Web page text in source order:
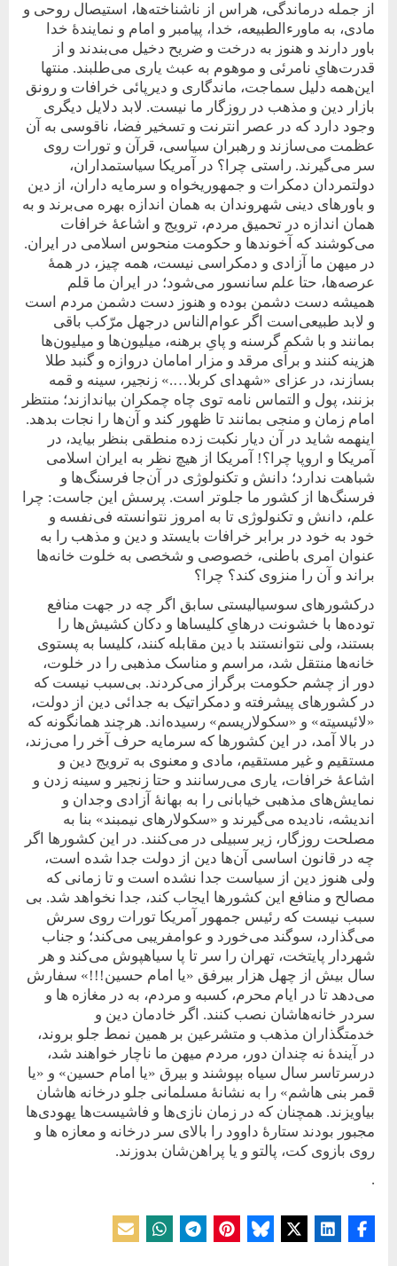
از جمله درماندگی، هراس از ناشناخته‌ها، استیصال روحی و
مادی، به ماورء‌الطبیعه، خدا، پیامبر و امام و نمایندۀ خدا
باور دارند و هنوز به درخت و ضریح دخیل می‌بندند و از
قدرت‌هایِ نامرئی و موهوم به عبث یاری می‌طلبند. منتها
این‌همه دلیل سماجت، ماندگاری و دیرپائی خرافات و رونق
بازار دین و مذهب در روزگار‌ ما نیست. لابد دلایل دیگری
وجود دارد که در عصر انترنت و تسخیر فضا، ناقوسی به آن
عظمت می‌سازند و رهبران سیاسی، قرآن و تورات روی
سر می‌گیرند. راستی چرا؟ در آمریکا سیاستمداران،
دولتمردان دمکرات و جمهوریخواه و سرمایه داران، از دین
و باورهای دینی شهروندان به ‌‌همان اندازه بهره‌ می‌برند و به‌
همان اندازه در تحمیق مردم، ترویج و اشاعۀ خرافات
می‌کوشند‌ که آخوندها و حکومت منحوس اسلامی در ایران.
در میهن ما آزادی و دمکراسی نیست، همه چیز، در همۀ
عرصه‌ها، حتا علم سانسور می‌شود؛ در ایران ما قلم
همیشه دست دشمن‌ بوده و هنوز دست دشمن مردم است
و لابد طبیعی‌است اگر عوام‌الناس در‌جهل مرّکب باقی
بمانند و با شکمِ گرسنه و پایِ برهنه، میلیون‌ها و میلیون‌ها
هزینه کنند و برای مرقد و مزار امامان دروازه و گنبد طلا
بسازند، در عزای «شهدای کربلا….» زنجیر، سینه و قمه
بزنند، پول و التماس‌ نامه توی چاه چمکران بیاندازند؛ منتظر
امام زمان و منجی بمانند تا ظهور کند و آن‌ها را نجات بدهد.
اینهمه شاید در آن دیار نکبت زده منطقی بنظر بیاید، در
آمریکا و اروپا چرا؟! آمریکا از هیچ نظر به ایران اسلامی
شباهت ندارد؛ دانش و تکنولوژی در آن‌جا فرسنگ‌ها و
فرسنگ‌ها از کشور ما جلوتر است. پرسش این جاست: چرا
علم، دانش و تکنولوژی تا به ‌امروز نتوانسته فی‌نفسه و
خود به خود در برابر خرافات بایستد و دین و مذهب را به
عنوان امری باطنی، خصوصی و شخصی به خلوت خانه‌ها
براند و آن را منزوی کند؟ چرا؟
در‌کشورهای سوسیالیستی سابق اگر‌ چه در جهت منافع
توده‌ها با خشونت درهایِ کلیساها و دکان کشیش‌ها را
بستند، ولی نتوانستند با دین مقابله کنند، کلیسا به پستوی
خانه‌ها منتقل شد، مراسم و مناسک مذهبی را در خلوت،
دور از چشم حکومت برگراز می‌کردند. بی‌سبب نیست که
در کشورهای پیشرفته و دمکراتیک به جدائی دین از دولت،
«لائیسیته» و «سکولاریسم» رسیده‌اند. هرچند همانگونه که
در بالا آمد، در این کشورها که سرمایه حرف آخر را می‌زند،
مستقیم و غیر مستقیم، مادی و معنوی به ترویج دین و
اشاعۀ خرافات، یاری می‌رسانند و حتا زنجیر و سینه زدن و
نمایش‌های مذهبی خیابانی را به بهانۀ آزادی وجدان و
اندیشه، نادیده می‌گیرند و «سکولارهای نیمبند» بنا به
مصلحت روزگار، زیر سبیلی در می‌کنند. در این کشورها اگر
چه در قانون اساسی ‌آن‌ها دین از دولت جدا شده است‌،
ولی هنوز دین از سیاست جدا نشده ‌است و تا زمانی که
مصالح و منافع این کشورها ایجاب کند، جدا نخواهد شد. بی
سبب نیست که رئیس جمهور آمریکا تورات روی سرش
می‌گذارد، سوگند می‌خورد و عوامفریبی می‌کند؛ و جناب
شهردار پایتخت، تهران را سر تا پا سیاهپوش می‌کند و هر
سال بیش از چهل هزار بیرفق «یا امام حسین!!!» سفارش
می‌دهد تا در ایام محرم، کسبه و مردم، به در مغازه ها و
سردر خانه‌هاشان نصب کنند. اگر خادمان دین و
خدمتگذاران مذهب و متشرعین بر همین نمط جلو بروند،
در آیندۀ نه چندان دور، مردم میهن ما ناچار خواهند شد،
درسرتاسر سال سیاه بپوشند و بیرق «یا امام حسین» و «یا
قمر بنی هاشم» را به نشانۀ مسلمانی جلو درخانه هاشان
بیاویزند. همچنان که در زمان نازی‌ها و فاشیست‌ها یهودی‌ها
مجبور بودند ستارۀ داوود را بالای سر درخانه و معازه ها و
روی بازوی کت، پالتو و یا پراهن‌شان بدوزند.
.